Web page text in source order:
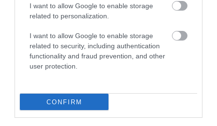
I want to allow Google to enable storage
related to personalization.
I want to allow Google to enable storage
related to security, including authentication
functionality and fraud prevention, and other
user protection.
CONFIRM
Az optimista tartományban áll a VOSZ Barométer